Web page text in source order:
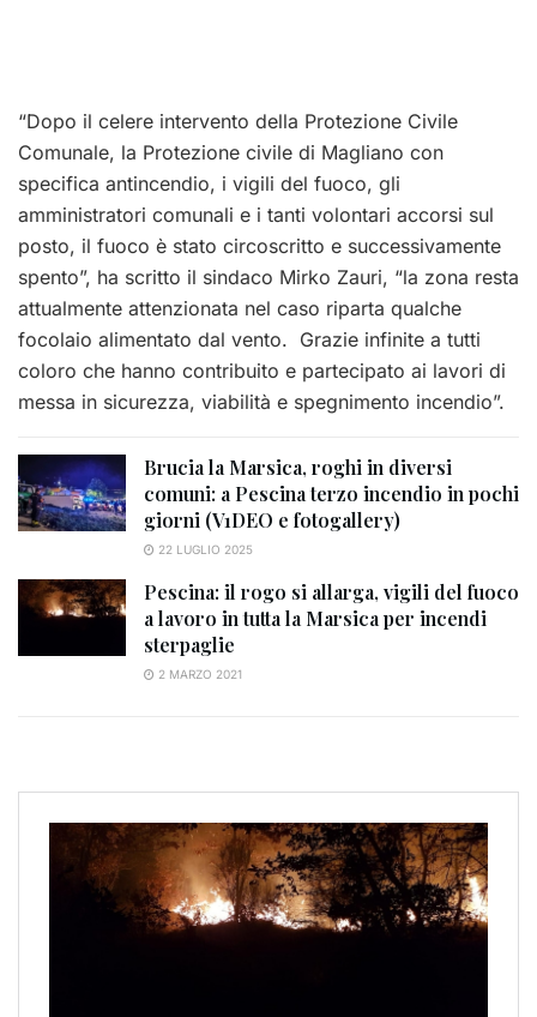
“Dopo il celere intervento della Protezione Civile
Comunale, la Protezione civile di Magliano con
specifica antincendio, i vigili del fuoco, gli
amministratori comunali e i tanti volontari accorsi sul
posto, il fuoco è stato circoscritto e successivamente
spento”, ha scritto il sindaco Mirko Zauri, “la zona resta
attualmente attenzionata nel caso riparta qualche
focolaio alimentato dal vento. Grazie infinite a tutti
coloro che hanno contribuito e partecipato ai lavori di
messa in sicurezza, viabilità e spegnimento incendio”.
Brucia la Marsica, roghi in diversi
comuni: a Pescina terzo incendio in pochi
giorni (V1DEO e fotogallery)
22 LUGLIO 2025
Pescina: il rogo si allarga, vigili del fuoco
a lavoro in tutta la Marsica per incendi
sterpaglie
2 MARZO 2021